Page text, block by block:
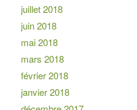
juillet 2018
juin 2018
mai 2018
mars 2018
février 2018
janvier 2018